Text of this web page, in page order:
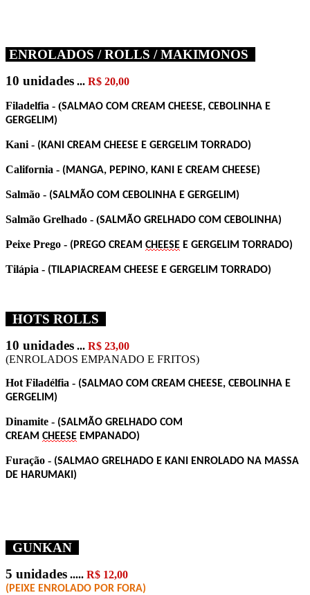
ENROLADOS / ROLLS / MAKIMONOS
10 unidades ... R$ 20,00
Filadelfia - (SALMAO COM CREAM CHEESE, CEBOLINHA E
GERGELIM)
Kani - (KANI CREAM CHEESE E GERGELIM TORRADO)
California - (MANGA, PEPINO, KANI E CREAM CHEESE)
Salmão - (SALMÃO COM CEBOLINHA E GERGELIM)
Salmão Grelhado - (SALMÃO GRELHADO COM CEBOLINHA)
Peixe Prego - (PREGO CREAM CHEESE E GERGELIM TORRADO)
Tilápia - (TILAPIACREAM CHEESE E GERGELIM TORRADO)
HOTS ROLLS
10 unidades ... R$ 23,00
(ENROLADOS EMPANADO E FRITOS)
Hot Filadélfia - (SALMAO COM CREAM CHEESE, CEBOLINHA E
GERGELIM)
Dinamite - (SALMÃO GRELHADO COM
CREAM CHEESE EMPANADO)
Furação - (SALMAO GRELHADO E KANI ENROLADO NA MASSA
DE HARUMAKI)
GUNKAN
5 unidades ..... R$ 12,00
(PEIXE ENROLADO POR FORA)